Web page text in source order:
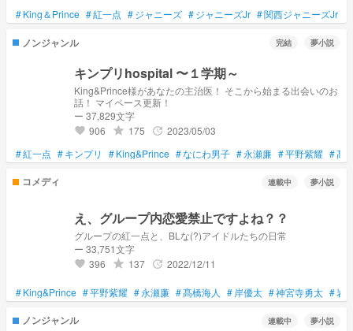
#King＆Prince #紅一点 #ジャニーズ #ジャニーズJr #関西ジャニーズJr
ノンジャンル 完結 夢小説
キンプリhospital 〜１学期～
King&Prince様があなたの主治医！ そこから始まる出会いのお
話！ マイペース更新！
ー 37,829文字
favorite 906 grade 175 update 2023/05/03
#紅一点 #キンプリ #King&Prince #なにわ男子 #永瀬廉 #平野紫耀 #髙
コメディ 連載中 夢小説
え、グループ内恋愛禁止ですよね？？
グループの紅一点と、BLな(?)アイドルたちの日常
ー 33,751文字
favorite 396 grade 137 update 2022/12/11
#King&Prince #平野紫耀 #永瀬廉 #髙橋海人 # 岸優太 #神宮寺勇太 #岩
ノンジャンル 連載中 夢小説